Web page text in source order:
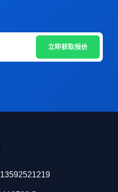
立即获取报价
13592521219